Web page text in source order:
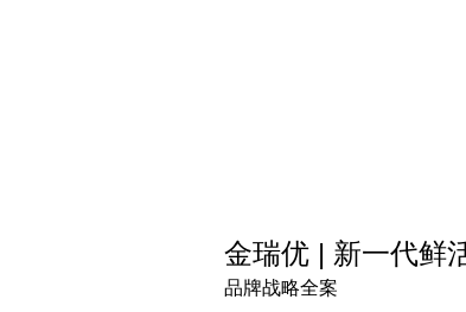
金瑞优 | 新一代鲜
品牌战略全案